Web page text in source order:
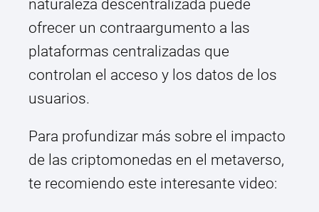
naturaleza descentralizada puede
ofrecer un contraargumento a las
plataformas centralizadas que
controlan el acceso y los datos de los
usuarios.
Para profundizar más sobre el impacto
de las criptomonedas en el metaverso,
te recomiendo este interesante video: